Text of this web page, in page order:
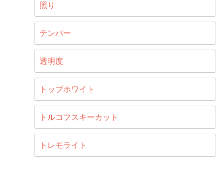
照り
テンパー
透明度
トップホワイト
トルコフスキーカット
トレモライト